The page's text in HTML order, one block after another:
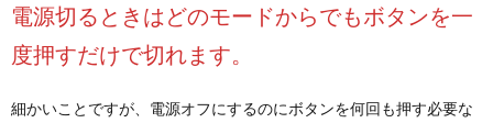
電源切るときはどのモードからでもボタンを一
度押すだけで切れます。
細かいことですが、電源オフにするのにボタンを何回も押す必要な